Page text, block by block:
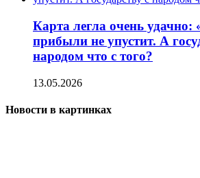
Карта легла очень удачно:
прибыли не упустит. А
народом что с того?
13.05.2026
Новости в картинках